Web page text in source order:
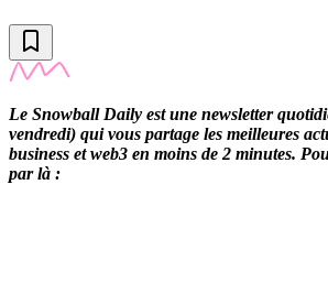
Le Snowball Daily est une newsletter
vendredi) qui vous partage les meilleures
business et web3 en moins de 2 minutes.
par là :